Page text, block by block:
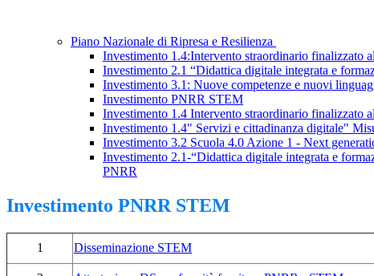
Piano Nazionale di Ripresa e Resilienza
Investimento 1.4:Intervento straordinario finalizzato
Investimento 2.1 “Didattica digitale integrata e
Investimento 3.1: Nuove competenze e nuovi
Investimento PNRR STEM
Investimento 1.4 Intervento straordinario finalizzato
Investimento 1.4" Servizi e cittadinanza digitale"
Investimento 3.2 Scuola 4.0 Azione 1 - Next
Investimento 2.1-“Didattica digitale integrata e
PNRR
Investimento PNRR STEM
1 Disseminazione STEM